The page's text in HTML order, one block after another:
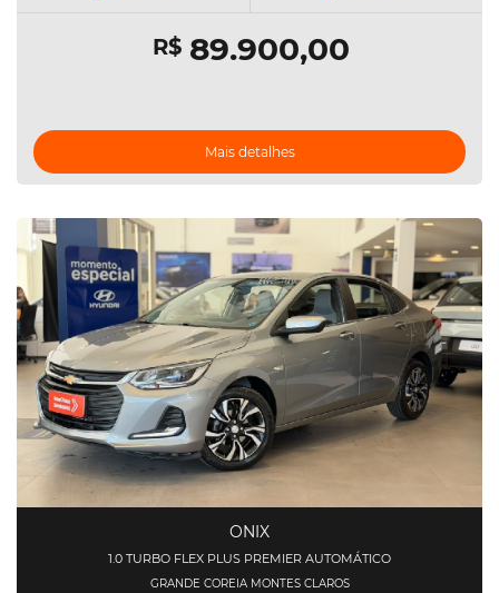
R$89.900,00
Mais detalhes
ONIX
1.0 TURBO FLEX PLUS PREMIER AUTOMÁTICO
GRANDE COREIA MONTES CLAROS